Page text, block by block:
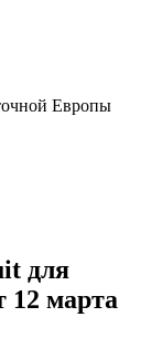
Европы
для
12 марта